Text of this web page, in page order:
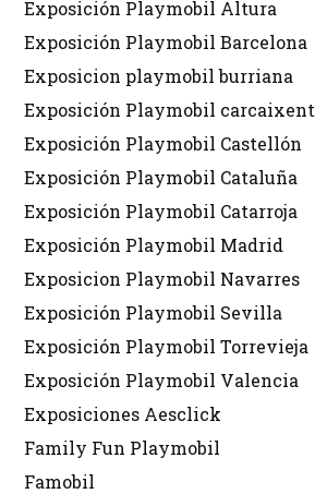
Exposición Playmobil Altura
Exposición Playmobil Barcelona
Exposicion playmobil burriana
Exposición Playmobil carcaixent
Exposición Playmobil Castellón
Exposición Playmobil Cataluña
Exposición Playmobil Catarroja
Exposición Playmobil Madrid
Exposicion Playmobil Navarres
Exposición Playmobil Sevilla
Exposición Playmobil Torrevieja
Exposición Playmobil Valencia
Exposiciones Aesclick
Family Fun Playmobil
Famobil